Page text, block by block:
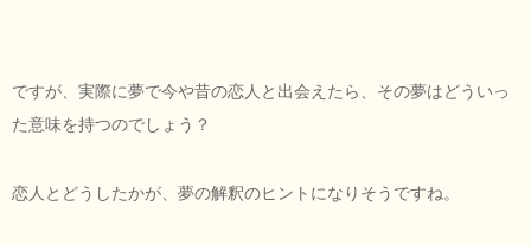
ですが、実際に夢で今や昔の恋人と出会えたら、その夢はどういっ
た意味を持つのでしょう？
恋人とどうしたかが、夢の解釈のヒントになりそうですね。